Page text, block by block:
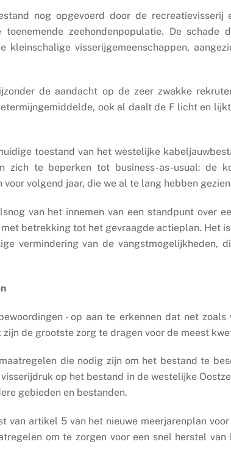
nog opgevoerd door de recreatievisserij
zeehondenpopulatie. De schade
kleinschalige visserijgemeenschappen,
de aandacht op de zeer zwakke
ook al daalt de F licht en
toestand van het westelijke
zich te beperken tot business-as-usual: de
volgend jaar, die we al te lang hebben
van het innemen van een standpunt over
betrekking tot het gevraagde actieplan. Het
vermindering van de vangstmogelijkheden,
- op aan te erkennen dat net
de grootste zorg te dragen voor de meest
die nodig zijn om het bestand te
op het bestand in de westelijke
gebieden en bestanden.
van artikel 5 van het nieuwe meerjarenplan
om te zorgen voor een snel herstel